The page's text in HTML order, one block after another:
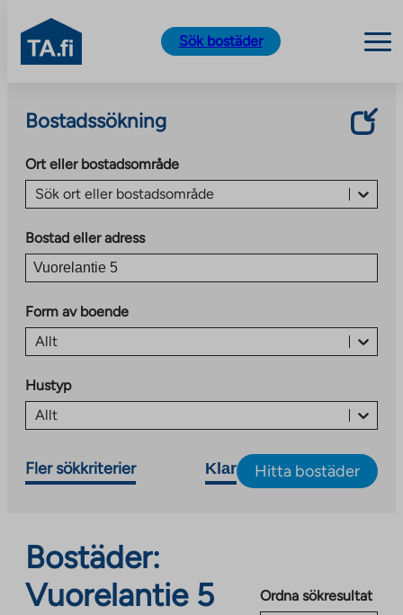
TA.fi
Sök bostäder
Bostadssökning
Ort eller bostadsområde
Sök ort eller bostadsområde
Bostad eller adress
Form av boende
Allt
Hustyp
Allt
Fler sökkriterier Klar Hitta bostäder
Bostäder:
Vuorelantie 5
Ordna sökresultat